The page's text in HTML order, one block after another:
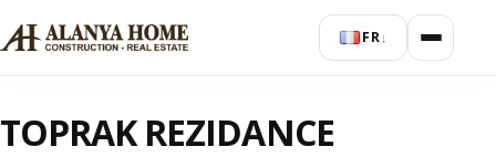
FR ↓
TOPRAK REZIDANCE